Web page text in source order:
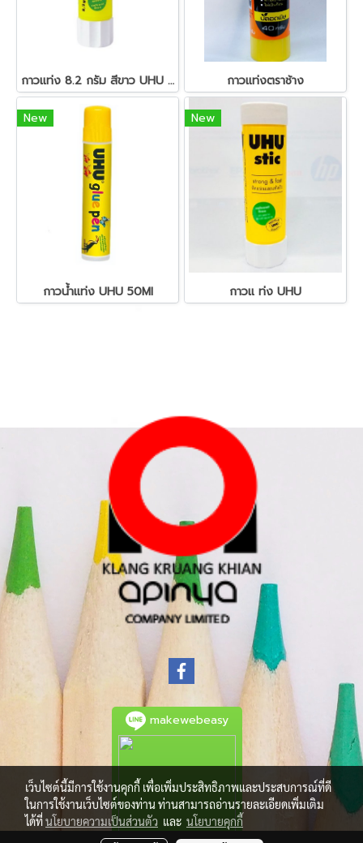
กาวแท่ง 8.2 กรัม สีขาว UHU 185 กาวแท่งตราช้าง
New
กาวน้ำแท่ง UHU 50Ml
New
กาวแ ท่ง UHU
makewebeasy
เว็บไซต์นี้มีการใช้งานคุกกี้ เพื่อเพิ่มประสิทธิภาพและประสบการณ์ที่ดี
ในการใช้งานเว็บไซต์ของท่าน ท่านสามารถอ่านรายละเอียดเพิ่มเติม
ได้ที่นโยบายความเป็นส่วนตัว และ นโยบายคุกกี้